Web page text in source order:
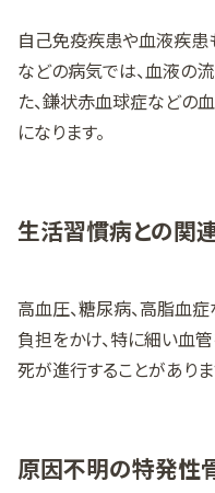
自己免疫疾患や血液疾患
などの病気では、血液の
た、鎌状赤血球症などの
になります。
生活習慣病との関
高血圧、糖尿病、高脂血
負担をかけ、特に細い血
死が進行することがありま
原因不明の特発性